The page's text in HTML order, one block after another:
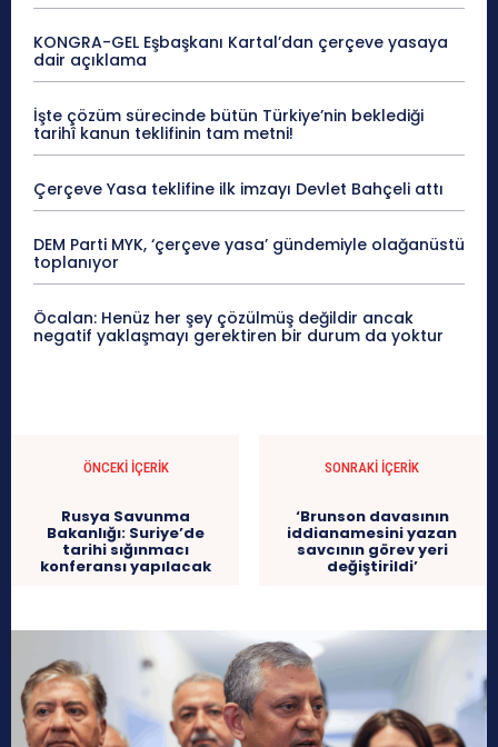
KONGRA-GEL Eşbaşkanı Kartal’dan çerçeve yasaya
dair açıklama
İşte çözüm sürecinde bütün Türkiye’nin beklediği
tarihî kanun teklifinin tam metni!
Çerçeve Yasa teklifine ilk imzayı Devlet Bahçeli attı
DEM Parti MYK, ‘çerçeve yasa’ gündemiyle olağanüstü
toplanıyor
Öcalan: Henüz her şey çözülmüş değildir ancak
negatif yaklaşmayı gerektiren bir durum da yoktur
ÖNCEKI İÇERIK
Rusya Savunma
Bakanlığı: Suriye’de
tarihi sığınmacı
konferansı yapılacak
SONRAKI İÇERIK
‘Brunson davasının
iddianamesini yazan
savcının görev yeri
değiştirildi’